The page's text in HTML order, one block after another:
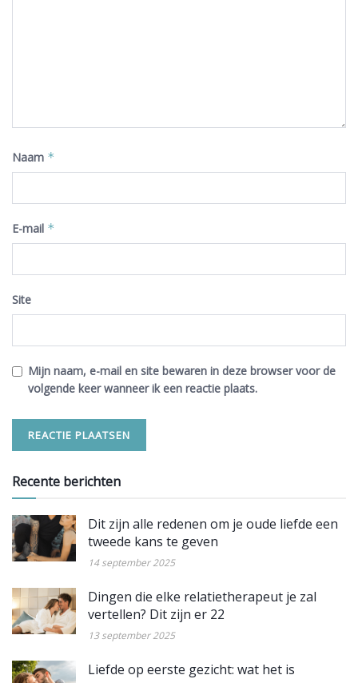
Naam *
E-mail *
Site
Mijn naam, e-mail en site bewaren in deze browser voor de
volgende keer wanneer ik een reactie plaats.
Recente berichten
Dit zijn alle redenen om je oude liefde een
tweede kans te geven
14 september 2025
Dingen die elke relatietherapeut je zal
vertellen? Dit zijn er 22
13 september 2025
Liefde op eerste gezicht: wat het is